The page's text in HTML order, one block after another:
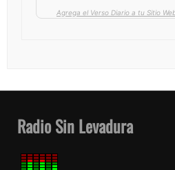
Agrega el Verso Diario a tu Sitio
Radio Sin Levadura